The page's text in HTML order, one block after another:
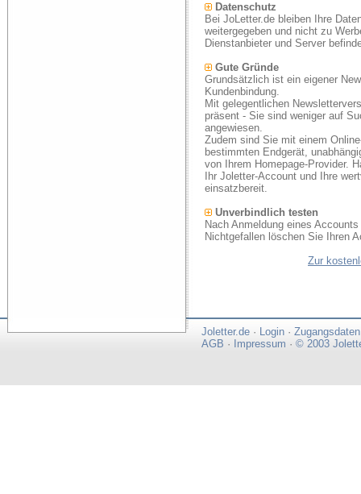
Datenschutz
Bei JoLetter.de bleiben Ihre
weitergegeben und nicht zu
Dienstanbieter und Server
Gute Gründe
Grundsätzlich ist ein eigener
Kundenbindung.
Mit gelegentlichen
präsent - Sie sind weniger auf
angewiesen.
Zudem sind Sie mit einem
bestimmten Endgerät,
von Ihrem Homepage-Provider.
Ihr Joletter-Account und Ihre
einsatzbereit.
Unverbindlich testen
Nach Anmeldung eines
Nichtgefallen löschen Sie Ihren
Zur
Joletter.de · Login · Zugangsdaten
AGB · Impressum · © 2003